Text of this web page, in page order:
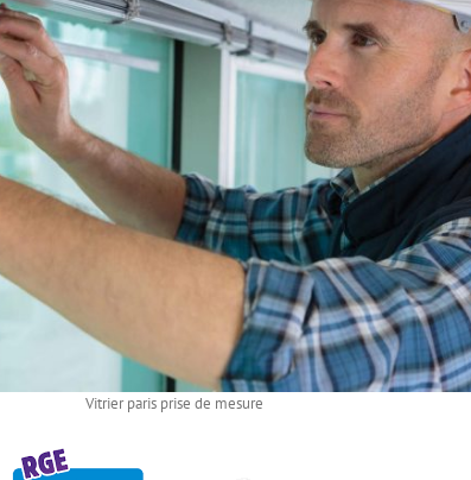
Vitrier paris prise de mesure